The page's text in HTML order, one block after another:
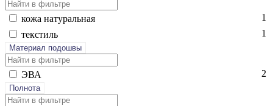
ко­жа на­тураль­ная
1
текс­тиль
1
Материал подошвы
ЭВА 2
Полнота